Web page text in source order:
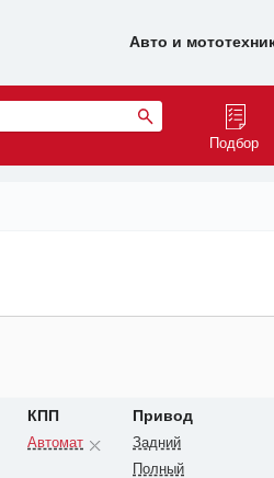
Авто и
Подбор
КПП
Автомат
Привод
Задний
Полный